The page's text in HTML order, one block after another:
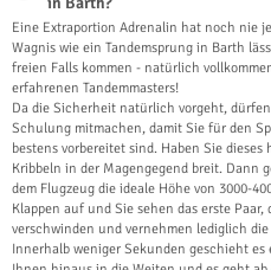
Eine Extraportion Adrenalin hat noch nie
Wagnis wie ein Tandemsprung in Barth
freien Falls kommen - natürlich
erfahrenen Tandemmasters!
Da die Sicherheit natürlich vorgeht,
Schulung mitmachen, damit Sie für den
bestens vorbereitet sind. Haben Sie
Kribbeln in der Magengegend breit. Dann
dem Flugzeug die ideale Höhe von 3000-
Klappen auf und Sie sehen das erste
verschwinden und vernehmen lediglich
Innerhalb weniger Sekunden geschieht